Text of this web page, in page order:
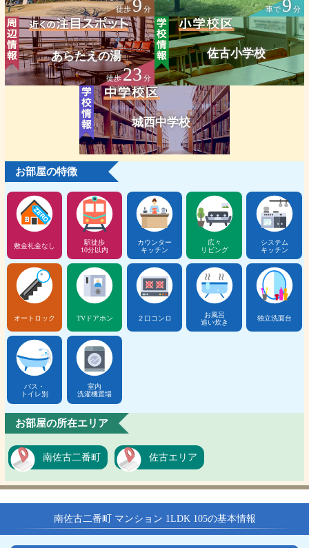
徒歩9 分 車で9分
あらたえの湯
徒歩23 分
佐古小学校
城西中学校
お部屋の特徴
敷金礼金なし
駅徒歩
10分以内
カウンター
キッチン
広々
リビング
システム
キッチン
オートロック TVドアホン ２口コンロ
お風呂
追い炊き
独立洗面台
バス・
トイレ別
室内
洗濯機置場
お部屋の所在エリア
南佐古二番町 佐古エリア
南佐古二番町 マンション 1LDK 105の基本情報